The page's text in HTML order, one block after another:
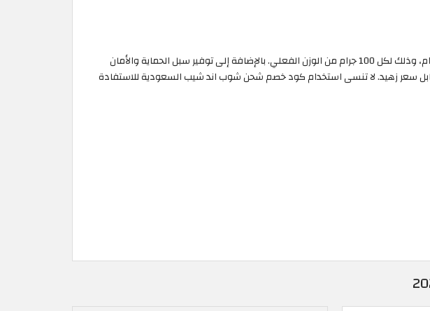
يتمتع مستخدموا عضوية فلكس بخصم 20% من تكاليف الشحن على الشحنات التي يزيد وزنها عن 3 كيلوغرام، وذلك لكل 100 جرام من الوزن الفعلي. بالإضافة إلى توفير سبل الحماية والأمان
سعر زهيد. لا تنسى استخدام كود خصم شحن شوب اند شيب السعودية للاستفادة